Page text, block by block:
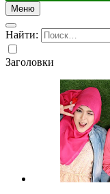
Меню
Найти:
Заголовки